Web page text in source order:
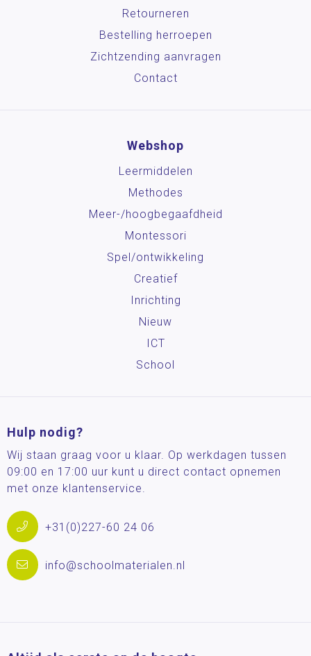
Retourneren
Bestelling herroepen
Zichtzending aanvragen
Contact
Webshop
Leermiddelen
Methodes
Meer-/hoog­begaafdheid
Montessori
Spel/ontwikkeling
Creatief
Inrichting
Nieuw
ICT
School
Hulp nodig?
Wij staan graag voor u klaar. Op werkdagen tussen
09:00 en 17:00 uur kunt u direct contact opnemen
met onze klantenservice.
+31(0)227-60 24 06
info@schoolmaterialen.nl